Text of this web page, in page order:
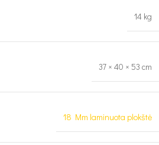
14 kg
37 × 40 × 53 cm
18 Mm laminuota plokštė